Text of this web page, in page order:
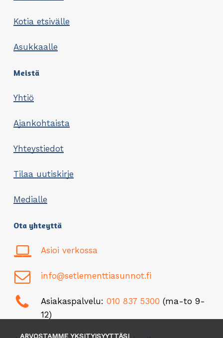
ARVOSTAMME YKSITYISYYTTÄSI
Kotia etsivälle
Asukkaalle
Meistä
Yhtiö
Ajankohtaista
Yhteystiedot
Tilaa uutiskirje
Medialle
Ota yhteyttä
Asioi verkossa
info@setlementtiasunnot.fi
Asiakaspalvelu:010 837 5300 (ma-to 9-
12)